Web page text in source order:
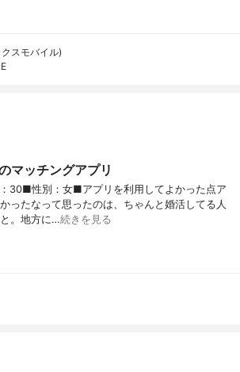
スモバイル)
マッチングアプリ
30■性別：女■アプリを利用してよかった点ア
ったなって思ったのは、ちゃんと婚活してる人
。地方に…続きを見る